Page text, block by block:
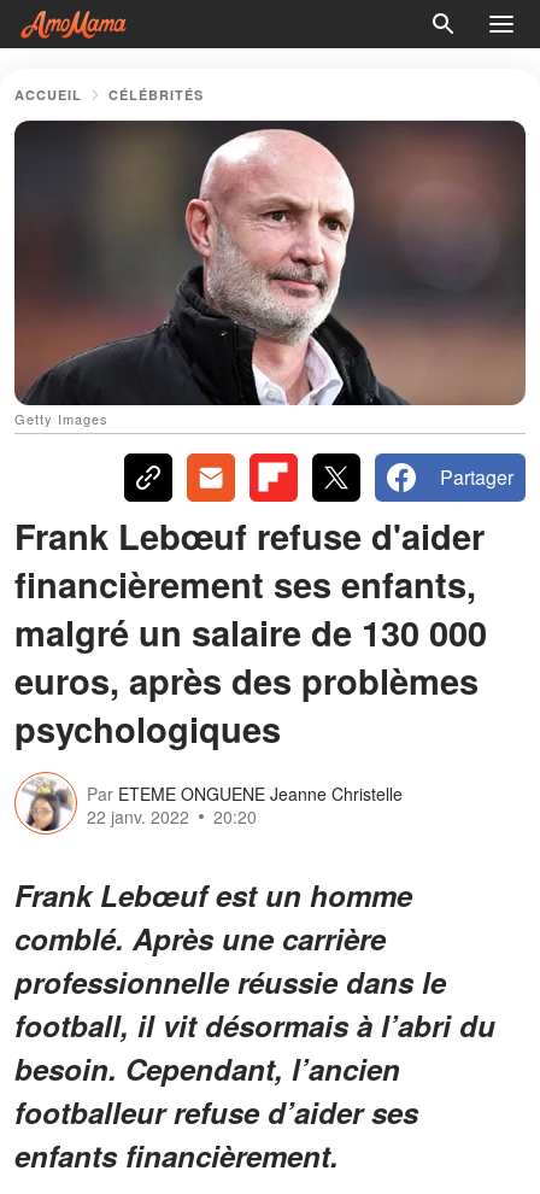
ACCUEIL CÉLÉBRITÉS
Getty Images
Partager
Frank Lebœuf refuse d'aider
financièrement ses enfants,
malgré un salaire de 130 000
euros, après des problèmes
psychologiques
Par ETEME ONGUENE Jeanne Christelle
22 janv. 2022
20:20
Frank Lebœuf est un homme
comblé. Après une carrière
professionnelle réussie dans le
football, il vit désormais à l’abri du
besoin. Cependant, l’ancien
footballeur refuse d’aider ses
enfants financièrement.